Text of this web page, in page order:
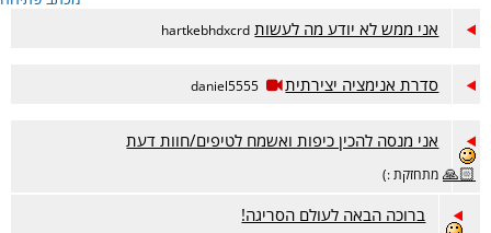
אני ממש לא יודע מה לעשות hartkebhdxcrd
סדרת אנימציה יצירתית daniel5555
אני מנסה להכין כיפות ואשמח לטיפים/חוות דעת
🙏🏻 מתחזקת :)
ברוכה הבאה לעולם הסריגה!